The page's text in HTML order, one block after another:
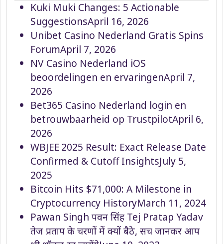
Kuki Muki Changes: 5 Actionable
SuggestionsApril 16, 2026
Unibet Casino Nederland Gratis Spins
ForumApril 7, 2026
NV Casino Nederland iOS
beoordelingen en ervaringenApril 7,
2026
Bet365 Casino Nederland login en
betrouwbaarheid op TrustpilotApril 6,
2026
WBJEE 2025 Result: Exact Release Date
Confirmed & Cutoff InsightsJuly 5,
2025
Bitcoin Hits $71,000: A Milestone in
Cryptocurrency HistoryMarch 11, 2024
Pawan Singh पवन सिंह Tej Pratap Yadav
तेज प्रताप के चरणों में क्यों बैठे, सच जानकर आप